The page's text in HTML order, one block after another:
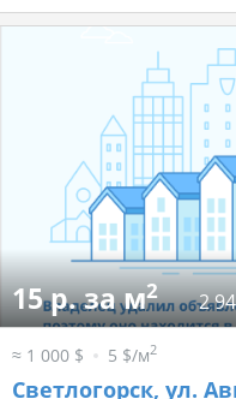
15 р. за м2 2
≈ 1 000 $ 5 $/м2
Светлогорск, ул.